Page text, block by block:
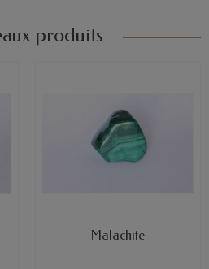
produits
RUPTURE DE STOCK
Malachite